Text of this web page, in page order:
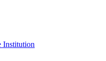
Institution